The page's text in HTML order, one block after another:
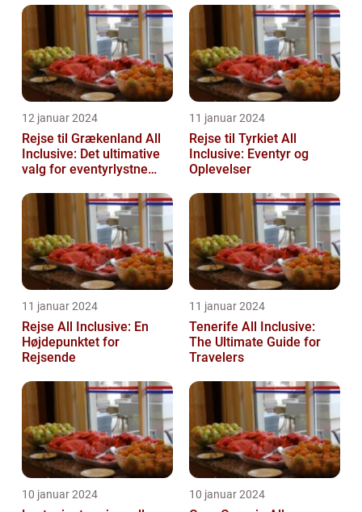
12 januar 2024
Rejse til Grækenland All
Inclusive: Det ultimative
valg for eventyrlystne
11 januar 2024
Rejse til Tyrkiet All
Inclusive: Eventyr og
Oplevelser
11 januar 2024
Rejse All Inclusive: En
Højdepunktet for
Rejsende
11 januar 2024
Tenerife All Inclusive:
The Ultimate Guide for
Travelers
10 januar 2024 10 januar 2024